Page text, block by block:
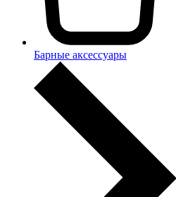
Барные аксессуары